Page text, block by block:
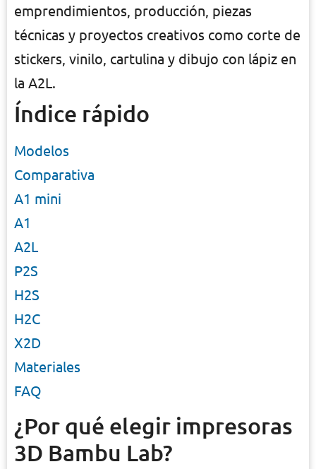
emprendimientos, producción, piezas
técnicas y proyectos creativos como corte de
stickers, vinilo, cartulina y dibujo con lápiz en
la A2L.
Índice rápido
Modelos
Comparativa
A1 mini
A1
A2L
P2S
H2S
H2C
X2D
Materiales
FAQ
¿Por qué elegir impresoras
3D Bambu Lab?